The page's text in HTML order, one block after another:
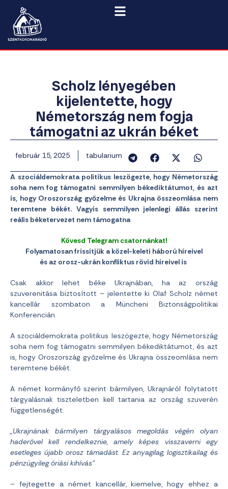
Scholz lényegében
kijelentette, hogy
Németország nem fogja
támogatni az ukrán béket
február 15, 2025 tabularium
A szociáldemokrata politikus leszögezte, hogy Németország
soha nem fog támogatni semmilyen békediktátumot, és azt
is, hogy Oroszország győzelme és Ukrajna összeomlása nem
teremtene békét. Vagyis semmilyen jelenlegi állás szerint
reális béketervezet nem támogatna
Kövesd Telegram csatornánkat!
Folyamatosan frissítjük a közel-keleti háború híreivel
és az orosz-ukrán konfliktus rövid híreivel is
Csak akkor lehet béke Ukrajnában, ha az ország
szuverenitása biztosított – jelentette ki Olaf Scholz német
kancellár szombaton a Müncheni Biztonságpolitikai
Konferencián.
A szociáldemokrata politikus leszögezte, hogy Németország
soha nem fog támogatni semmilyen békediktátumot, és azt
is, hogy Oroszország győzelme és Ukrajna összeomlása nem
teremtene békét.
A német kormányfő szerint bármilyen, Ukrajnáról folytatott
tárgyalásnak tiszteletben kell tartania az ország szuverén
függetlenségét.
„Ukrajnának bármilyen tárgyalásos megoldás végén olyan
haderővel kell rendelkeznie, amely képes visszaverni egy
esetleges újabb orosz támadást. Ez anyagilag, logisztikailag és
pénzügyileg óriási kihívás”
– fejtegette a német kancellár, kiemelve, hogy ehhez a